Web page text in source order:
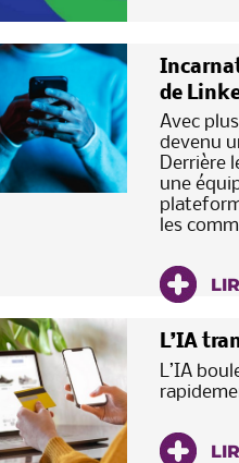
de
Avec
devenu
Derrière
une
les
L’IA
L’IA